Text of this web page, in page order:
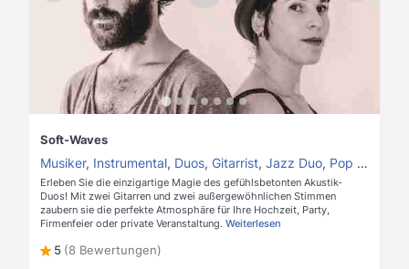
Soft-Waves
Musiker, Instrumental, Duos, Gitarrist, Jazz Duo, Pop Duo
Erleben Sie die einzigartige Magie des gefühlsbetonten Akustik-
Duos! Mit zwei Gitarren und zwei außergewöhnlichen Stimmen
zaubern sie die perfekte Atmosphäre für Ihre Hochzeit, Party,
Firmenfeier oder private Veranstaltung. Weiterlesen
5 (8 Bewertungen)